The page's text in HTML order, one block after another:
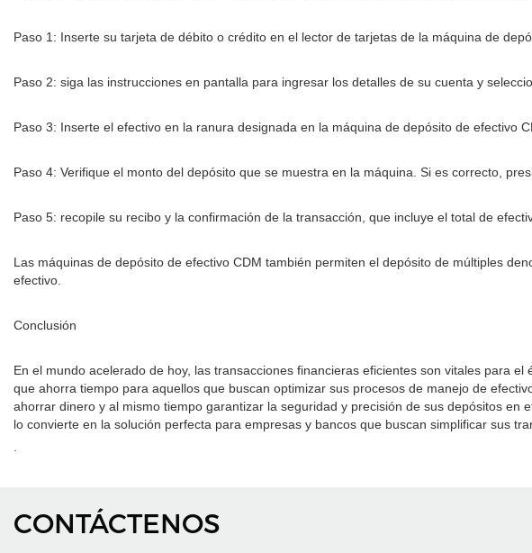
Paso 1: Inserte su tarjeta de débito o crédito en el lector de tarjetas de la máquina de
Paso 2: siga las instrucciones en pantalla para ingresar los detalles de su cuenta y
Paso 3: Inserte el efectivo en la ranura designada en la máquina de depósito de efectivo
Paso 4: Verifique el monto del depósito que se muestra en la máquina. Si es correcto,
Paso 5: recopile su recibo y la confirmación de la transacción, que incluye el total de
Las máquinas de depósito de efectivo CDM también permiten el depósito de múltiples
efectivo.
Conclusión
En el mundo acelerado de hoy, las transacciones financieras eficientes son vitales para
que ahorra tiempo para aquellos que buscan optimizar sus procesos de manejo de
ahorrar dinero y al mismo tiempo garantizar la seguridad y precisión de sus depósitos
lo convierte en la solución perfecta para empresas y bancos que buscan simplificar sus
CONTÁCTENOS